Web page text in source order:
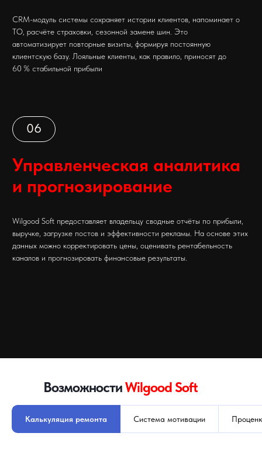
ВозможностиWilgood Soft
Калькуляция ремонта Система мотивации